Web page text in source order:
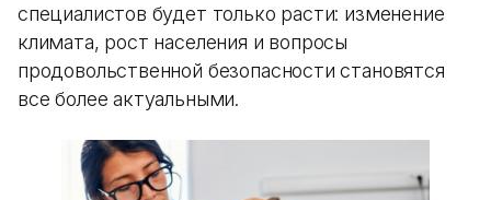
специалистов будет только расти: изменение
климата, рост населения и вопросы
продовольственной безопасности становятся
все более актуальными.